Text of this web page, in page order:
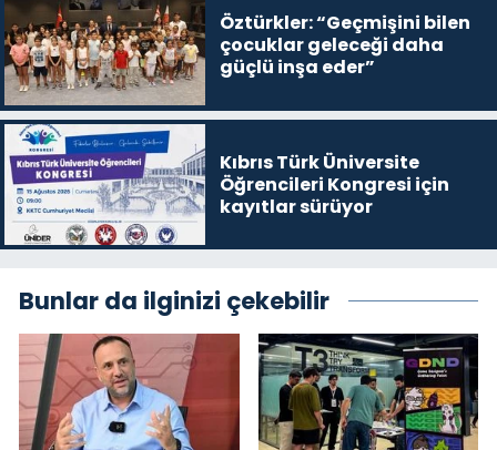
Öztürkler: “Geçmişini bilen
çocuklar geleceği daha
güçlü inşa eder”
Kıbrıs Türk Üniversite
Öğrencileri Kongresi için
kayıtlar sürüyor
Bunlar da ilginizi çekebilir